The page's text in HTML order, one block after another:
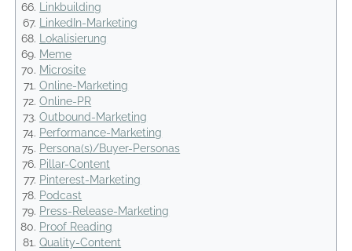
Linkbuilding
LinkedIn-Marketing
Lokalisierung
Meme
Microsite
Online-Marketing
Online-PR
Outbound-Marketing
Performance-Marketing
Persona(s)/Buyer-Personas
Pillar-Content
Pinterest-Marketing
Podcast
Press-Release-Marketing
Proof Reading
Quality-Content